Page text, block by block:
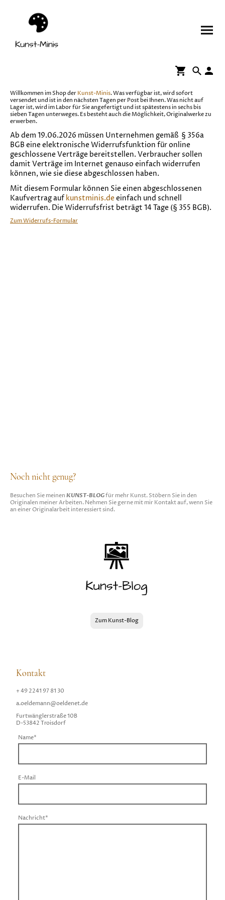
Willkommen im Shop der Kunst-Minis. Was verfügbar ist, wird sofort
versendet und ist in den nächsten Tagen per Post bei Ihnen. Was nicht auf
Lager ist, wird im Labor für Sie angefertigt und ist spätestens in sechs bis
sieben Tagen unterweges. Es besteht auch die Möglichkeit, Originalwerke zu
erwerben.
Ab dem 19.06.2026 müssen Unternehmen gemäß § 356a
BGB eine elektronische Widerrufsfunktion für online
geschlossene Verträge bereitstellen. Verbraucher sollen
damit Verträge im Internet genauso einfach widerrufen
können, wie sie diese abgeschlossen haben.
Mit diesem Formular können Sie einen abgeschlossenen
Kaufvertrag auf kunstminis.deeinfach und schnell
widerrufen. Die Widerrufsfrist beträgt 14 Tage (§ 355 BGB).
Zum Widerrufs-Formular
Noch nicht genug?
Besuchen Sie meinen KUNST-BLOGfür mehr Kunst. Stöbern Sie in den
Originalen meiner Arbeiten. Nehmen Sie gerne mit mir Kontakt auf, wenn Sie
an einer Originalarbeit interessiert sind.
Zum Kunst-Blog
Kontakt
+ 49 2241 97 81 30
a.oeldemann@oeldenet.de
Furtwänglerstraße 10B
D-53842 Troisdorf
Name*
E-Mail
Nachricht*